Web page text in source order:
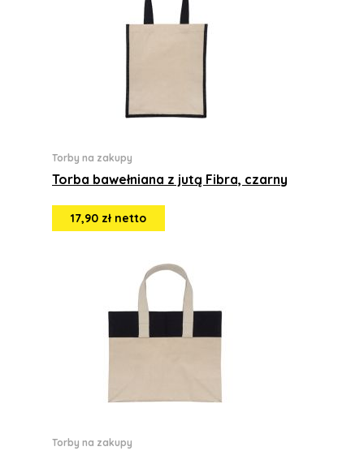
Torby na zakupy
Torba bawełniana z jutą Fibra, czarny
17,90 zł netto
Torby na zakupy